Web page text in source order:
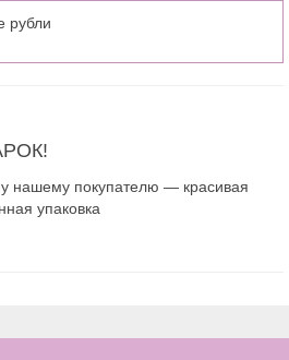
рубли
нашему покупателю — красивая
упаковка